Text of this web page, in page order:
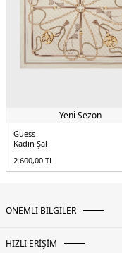
Yeni Sezon
Guess
Kadın Şal
2.600,00 TL
ÖNEMLİ BİLGİLER
HIZLI ERİŞİM